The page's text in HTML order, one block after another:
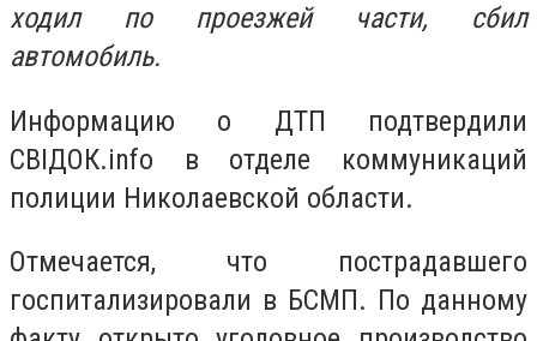
ходил по проезжей части, сбил
автомобиль.
Информацию о ДТП подтвердили
СВІДОК.info в отделе коммуникаций
полиции Николаевской области.
Отмечается, что пострадавшего
госпитализировали в БСМП. По данному